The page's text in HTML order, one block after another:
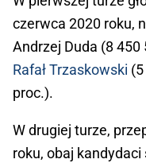
czerwca 2020 roku,
Andrzej Duda (8 450
Rafał Trzaskowski
proc.).
W drugiej turze,
roku, obaj